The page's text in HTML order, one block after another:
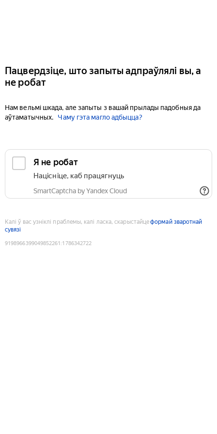
Пацвердзіце, што запыты адпраўлялі вы, а
не робат
Нам вельмі шкада, але запыты з вашай прылады падобныя да
аўтаматычных.
Чаму гэта магло адбыцца?
Я не робат
Націсніце, каб працягнуць
SmartCaptcha by Yandex Cloud
Калі ў вас узніклі праблемы, калі ласка, скарыстайцеформай зваротнай
сувязі
9198966399049852261 :1786342722